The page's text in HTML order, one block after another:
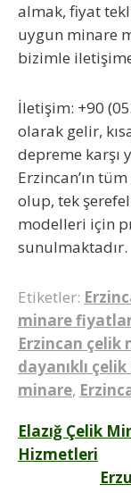
almak, fiyat
uygun minare
bizimle
İletişim: +90
olarak gelir,
depreme karşı
Erzincan’ın
olup, tek
modelleri için
sunulmaktadır.
Etiketler:
minare
Erzincan çelik
dayanıklı
minare,
Yazı
gezinmesi
Elazığ Çelik
Hizmetleri